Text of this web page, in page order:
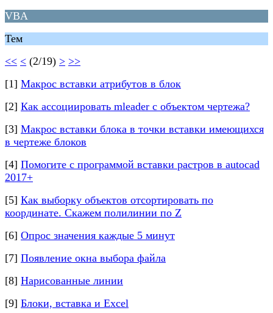
VBA
Тем
<< < (2/19) > >>
[1] Макрос вставки атрибутов в блок
[2] Как ассоциировать mleader с объектом чертежа?
[3] Макрос вставки блока в точки вставки имеющихся
в чертеже блоков
[4] Помогите с программой вставки растров в autocad
2017+
[5] Как выборку объектов отсортировать по
координате. Скажем полилинии по Z
[6] Опрос значения каждые 5 минут
[7] Появление окна выбора файла
[8] Нарисованные линии
[9] Блоки, вставка и Excel